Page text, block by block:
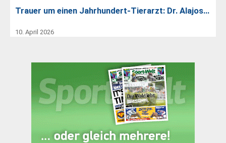
Trauer um einen Jahrhundert-Tierarzt: Dr. Alajos…
10. April 2026